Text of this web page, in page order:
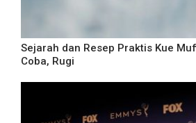
Sejarah dan Resep Praktis Kue
Coba, Rugi